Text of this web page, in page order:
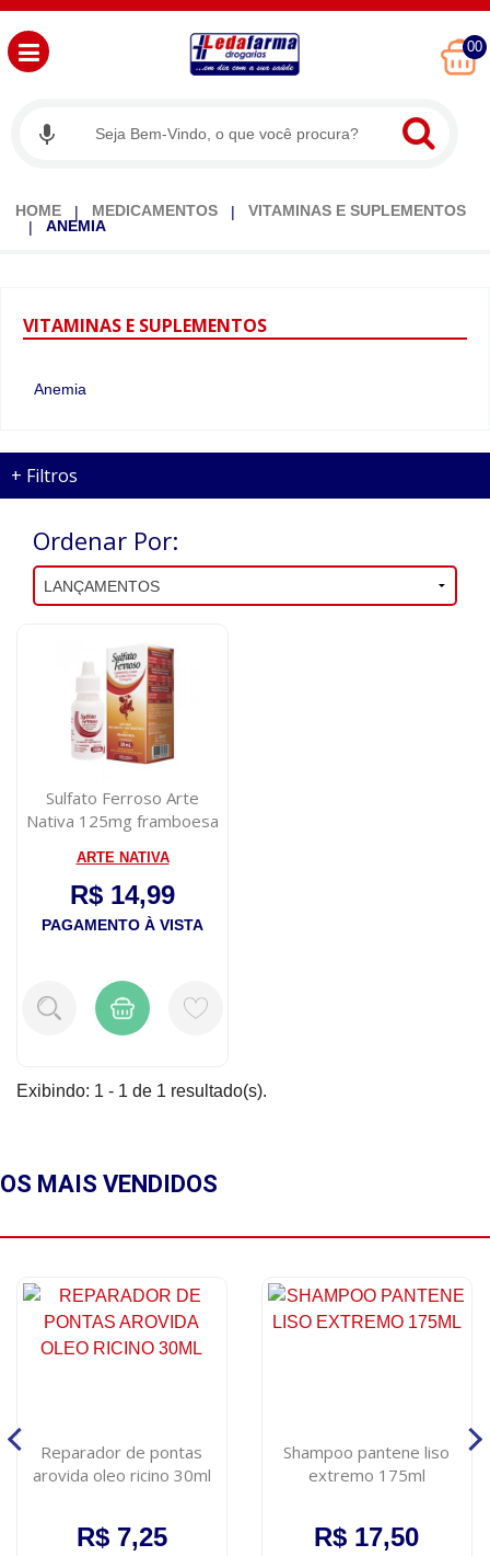
00
HOME MEDICAMENTOS
VITAMINAS E SUPLEMENTOS
ANEMIA
VITAMINAS E SUPLEMENTOS
Anemia
+ Filtros
Ordenar Por:
Sulfato Ferroso Arte
Nativa 125mg framboesa
ARTE NATIVA
R$ 14,99
PAGAMENTO À VISTA
Exibindo: 1 - 1 de 1 resultado(s).
OS MAIS VENDIDOS
Reparador de pontas
arovida oleo ricino 30ml
R$ 7,25
Shampoo pantene liso
extremo 175ml
R$ 17,50